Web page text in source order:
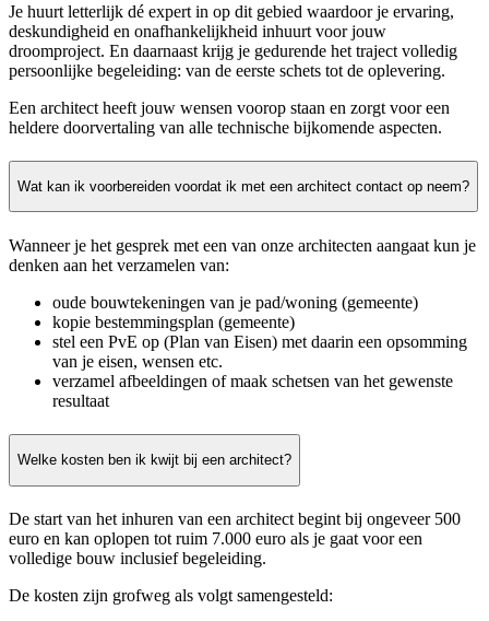
Je huurt letterlijk dé expert in op dit gebied waardoor je ervaring,
deskundigheid en onafhankelijkheid inhuurt voor jouw
droomproject. En daarnaast krijg je gedurende het traject volledig
persoonlijke begeleiding: van de eerste schets tot de oplevering.
Een architect heeft jouw wensen voorop staan en zorgt voor een
heldere doorvertaling van alle technische bijkomende aspecten.
Wat kan ik voorbereiden voordat ik met een architect contact op neem?
Wanneer je het gesprek met een van onze architecten aangaat kun je
denken aan het verzamelen van:
oude bouwtekeningen van je pad/woning (gemeente)
kopie bestemmingsplan (gemeente)
stel een PvE op (Plan van Eisen) met daarin een opsomming
van je eisen, wensen etc.
verzamel afbeeldingen of maak schetsen van het gewenste
resultaat
Welke kosten ben ik kwijt bij een architect?
De start van het inhuren van een architect begint bij ongeveer 500
euro en kan oplopen tot ruim 7.000 euro als je gaat voor een
volledige bouw inclusief begeleiding.
De kosten zijn grofweg als volgt samengesteld: